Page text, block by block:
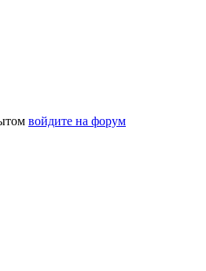
войдите на форум